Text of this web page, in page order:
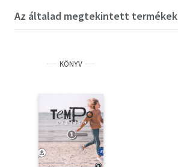
Az általad megtekintett termékek
KÖNYV